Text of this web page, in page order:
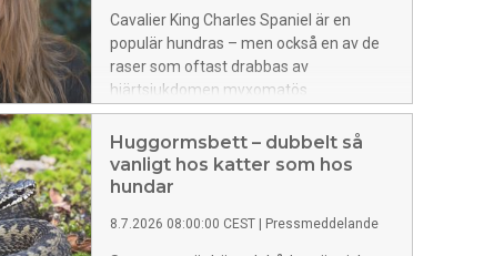
hundar. Målet är att öka säkerhet och
välmående för de fyrbenta atleterna.
Cavalier King Charles Spaniel är en
populär hundras – men också en av de
raser som oftast drabbas av
hjärtsjukdomen myxomatös
mitralisklaffsjukdom (MMVD). Ett nytt
forskningsprojekt vid Köpenhamns
universitet arbetar professor Lisbeth
Høier Olsen, med stöd av Agria och SKK
gentest som kan minska sjukdomens
Huggormsbett – dubbelt så
vanligt hos katter som hos
hundar
8.7.2026 08:00:00 CEST Pressmeddelande